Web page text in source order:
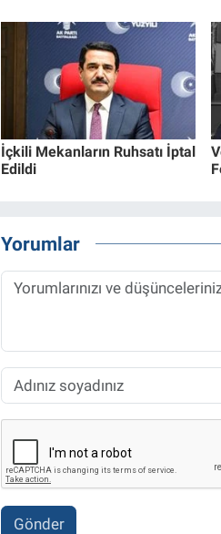
İçkili Mekanların Ruhsatı İptal
Edildi
Yorumlar
Gönder